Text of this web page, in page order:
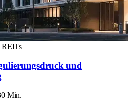
und
Min.